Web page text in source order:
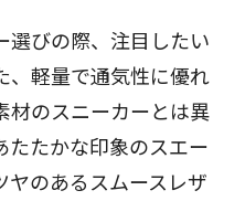
選びの際、注目したい
、軽量で通気性に優れ
材のスニーカーとは異
たたかな印象のスエー
ヤのあるスムースレザ